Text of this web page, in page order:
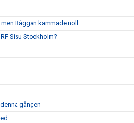
Råggan kammade noll
Sisu Stockholm?
gången